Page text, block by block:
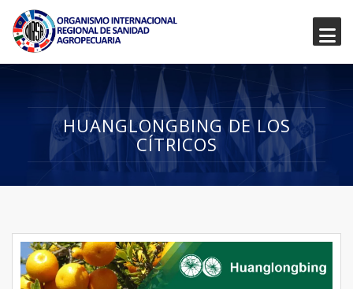
HUANGLONGBING DE LOS
CÍTRICOS